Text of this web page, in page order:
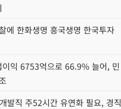
에 한화생명 흥국생명 한국투자
이익 6753억으로 66.9% 늘어, 민
발직 주52시간 유연화 필요, 경직